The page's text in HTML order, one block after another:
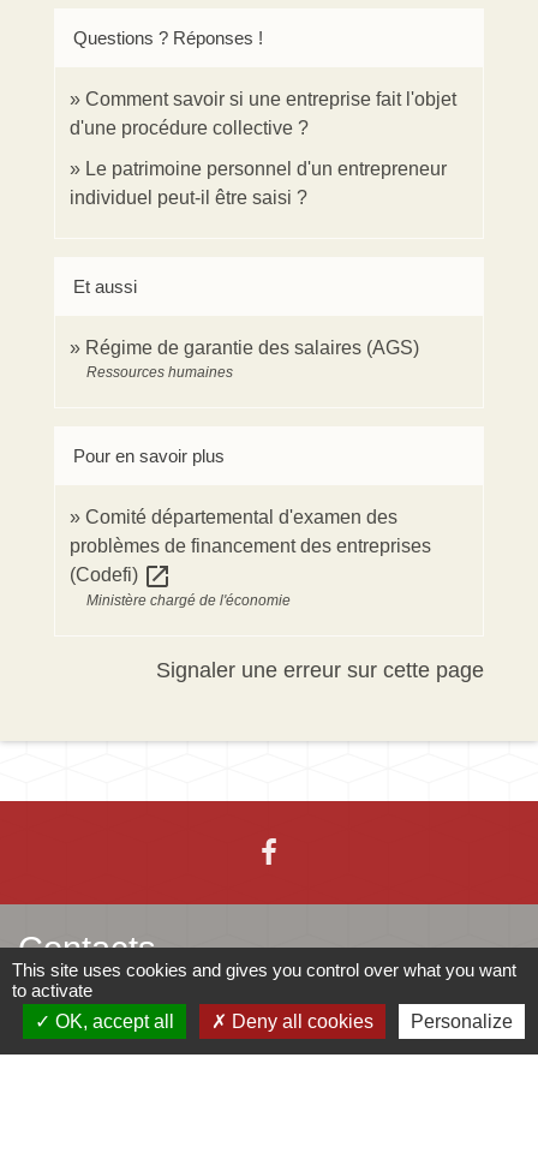
Questions ? Réponses !
Comment savoir si une entreprise fait l'objet
d'une procédure collective ?
Le patrimoine personnel d'un entrepreneur
individuel peut-il être saisi ?
Et aussi
Régime de garantie des salaires (AGS)
Ressources humaines
Pour en savoir plus
Comité départemental d'examen des
problèmes de financement des entreprises
(Codefi) open_in_new
Ministère chargé de l'économie
Signaler une erreur sur cette page
Contacts
Mairie d'Ingersheim
42 rue de la République
This site uses cookies and gives you control over what you want
to activate
OK, accept all
Deny all cookies Personalize